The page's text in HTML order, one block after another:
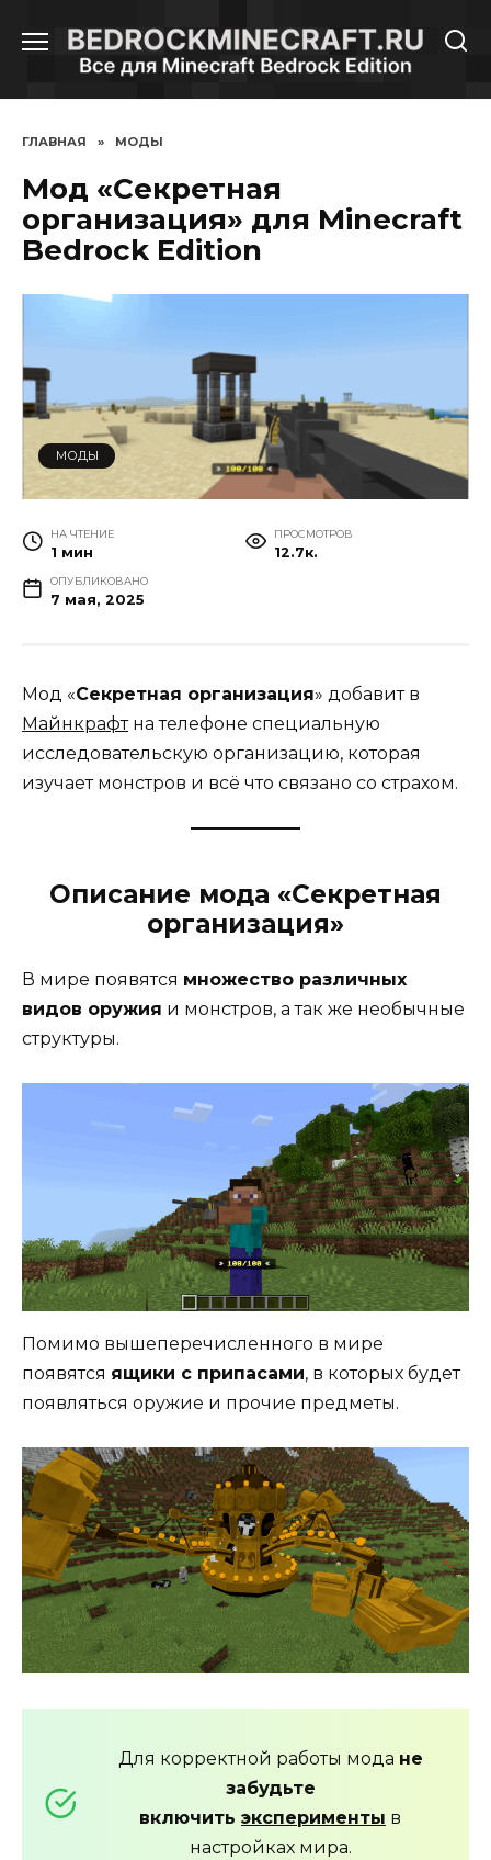
содержанию
ГЛАВНАЯ » МОДЫ
Мод «Секретная
организация» для Minecraft
Bedrock Edition
МОДЫ
НА ЧТЕНИЕ
1 мин
ПРОСМОТРОВ
12.7к.
ОПУБЛИКОВАНО
7 мая, 2025
Мод «Секретная организация» добавит в
Майнкрафтна телефоне специальную
исследовательскую организацию, которая
изучает монстров и всё что связано со страхом.
Описание мода «Секретная
организация»
В мире появятся множество различных
видов оружия и монстров, а так же необычные
структуры.
Помимо вышеперечисленного в мире
появятся ящики с припасами, в которых будет
появляться оружие и прочие предметы.
Для корректной работы мода не
забудьте
включить эксперименты в
настройках мира.